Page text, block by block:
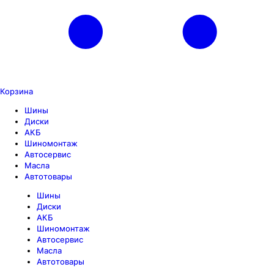
Корзина
Шины
Диски
АКБ
Шиномонтаж
Автосервис
Масла
Автотовары
Шины
Диски
АКБ
Шиномонтаж
Автосервис
Масла
Автотовары